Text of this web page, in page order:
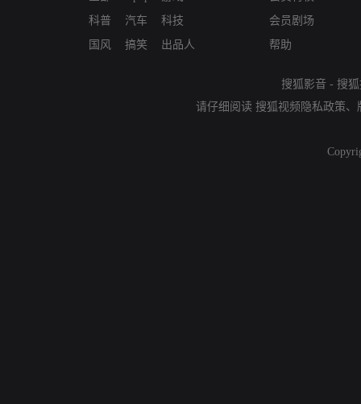
科普
国风
汽车
搞笑
科技
出品人
会员剧场
帮助
搜狐影音 - 搜
请仔细阅读 搜狐视频隐私政策、